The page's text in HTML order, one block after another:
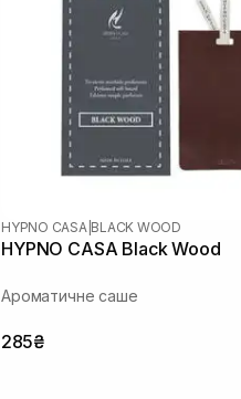
HYPNO CASA BLACK WOOD
HYPNO CASA Black Wood
Ароматичне саше
285₴